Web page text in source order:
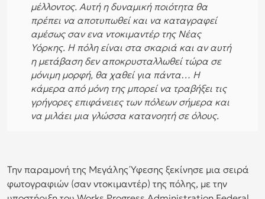
μέλλοντος. Αυτή η δυναμική ποιότητα θα
πρέπει να αποτυπωθεί και να καταγραφεί
αμέσως σαν ενα ντοκιμαντέρ της Νέας
Υόρκης. Η πόλη είναι στα σκαριά και αν αυτή
η μετάβαση δεν αποκρυσταλλωθεί τώρα σε
μόνιμη μορφή, θα χαθεί για πάντα… Η
κάμερα από μόνη της μπορεί να τραβήξει τις
γρήγορες επιφάνειες των πόλεων σήμερα και
να μιλάει μια γλώσσα κατανοητή σε όλους.
Την παραμονή της Μεγάλης Ύφεσης ξεκίνησε μια σειρά
φωτογραφιών (σαν ντοκιμαντέρ) της πόλης, με την